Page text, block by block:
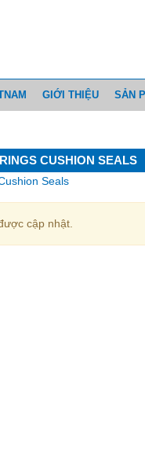
GIỚI THIỆU SẢN
CUSHION SEALS
Seals
cập nhật.